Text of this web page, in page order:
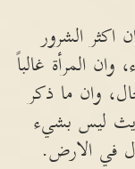
الشرور
وان المرأة غالباً
وان ما ذكر
ليس بشيء
في الارض.